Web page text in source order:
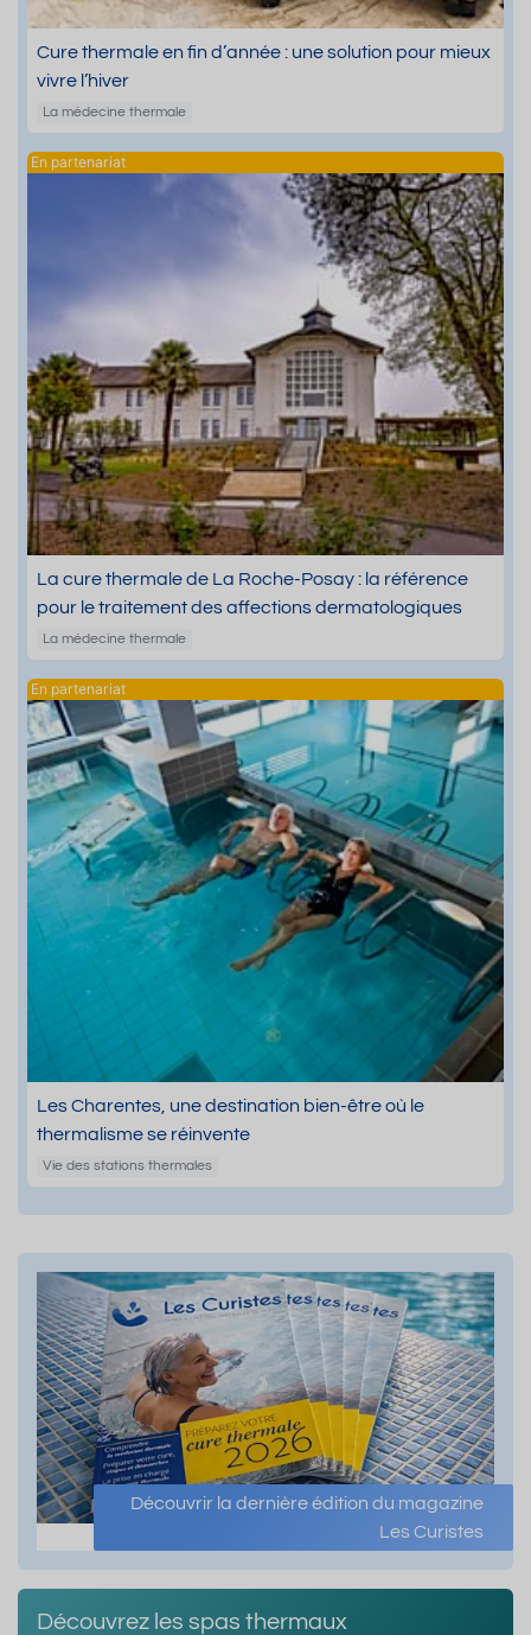
Cure thermale en fin d’année : une solution pour mieux
vivre l’hiver
La médecine thermale
La cure thermale de La Roche-Posay : la référence
pour le traitement des affections dermatologiques
La médecine thermale
Les Charentes, une destination bien-être où le
thermalisme se réinvente
Vie des stations thermales
Découvrir la dernière édition du magazine
Les Curistes
Découvrez les spas thermaux